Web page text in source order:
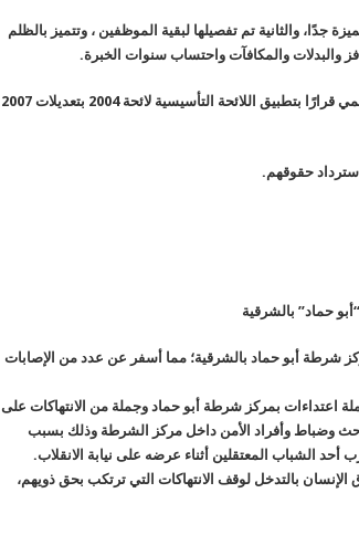
اللائحة الأولى هي لائحة 2004 وتعديلاتها 2007 مميزة جدًا، والثانية تم تفصيلها لبقية الموظفين ، وتتميز بالظلم
والبدلات والمكافآت واحتساب سنوات الخبرة.
وتابع: في عام 2011، أصدر وزير البترول -حينئذ-سامح فهمي قرارًا بتطبيق اللائحة التأسيسية لائحة 2004 بتعديلات 2007
حقوقهم.
حماد” بالشرقية
شرطة أبو حماد بالشرقية؛ مما أسفر عن عدد من الإصابات
اعتداءات بمركز شرطة أبو حماد وجملة من الانتهاكات على
وضباط وأفراد الأمن داخل مركز الشرطة وذلك بسبب
الشباب المعتقلين أثناء عرضه على نيابة الانقلاب.
بالتدخل لوقف الانتهاكات التي ترتكب بحق ذويهم،